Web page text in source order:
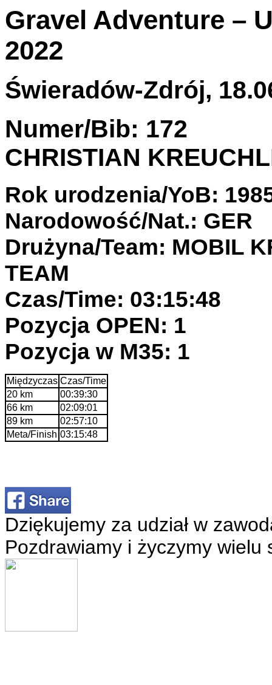
Gravel Adventure –
2022
Świeradów-Zdrój,
Numer/Bib: 172
CHRISTIAN
Rok urodzenia/YoB:
Narodowość/Nat.: GER
Drużyna/Team: MOBIL
TEAM
Czas/Time: 03:15:48
Pozycja OPEN: 1
Pozycja w M35: 1
Międzyczas Czas/Time
20 km
00:39:30
66 km
02:09:01
89 km
02:57:10
Meta/Finish 03:15:48
Dziękujemy za udział w
Pozdrawiamy i życzymy wielu